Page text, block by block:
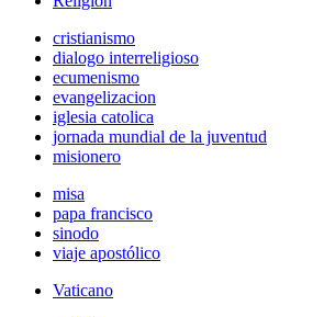
cristianismo
dialogo interreligioso
ecumenismo
evangelizacion
iglesia catolica
jornada mundial de la juventud
misionero
misa
papa francisco
sinodo
viaje apostólico
Vaticano